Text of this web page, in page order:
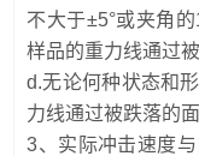
不大于±5°或夹角
样品的重力线通过
d.无论何种状态和
力线通过被跌落的
3、实际冲击速度